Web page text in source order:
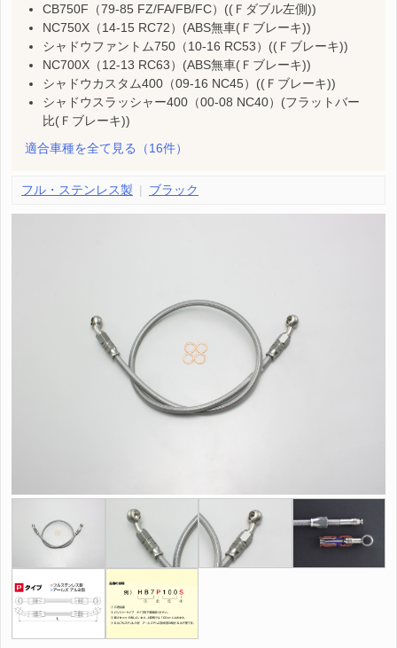
CB750F（79-85 FZ/FA/FB/FC）((Ｆダブル左側))
NC750X（14-15 RC72）(ABS無車(Ｆブレーキ))
シャドウファントム750（10-16 RC53）((Ｆブレーキ))
NC700X（12-13 RC63）(ABS無車(Ｆブレーキ))
シャドウカスタム400（09-16 NC45）((Ｆブレーキ))
シャドウスラッシャー400（00-08 NC40）(フラットバー
比(Ｆブレーキ))
適合車種を全て見る
（16件）
フル・ステンレス製 ブラック